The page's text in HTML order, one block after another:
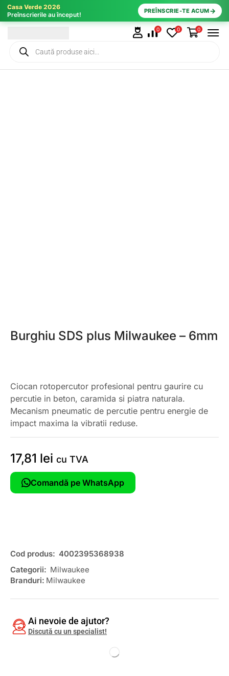
Casa Verde 2026
Preînscrierile au început!
PREÎNSCRIE-TE ACUM→
0 0 0
Burghiu SDS plus Milwaukee – 6mm
Ciocan rotopercutor profesional pentru gaurire cu
percutie in beton, caramida si piatra naturala.
Mecanism pneumatic de percutie pentru energie de
impact maxima la vibratii reduse.
17,81 lei cu TVA
Comandă pe WhatsApp
Cod produs: 4002395368938
Categorii: Milwaukee
Branduri: Milwaukee
Ai nevoie de ajutor?
Discută cu un specialist!